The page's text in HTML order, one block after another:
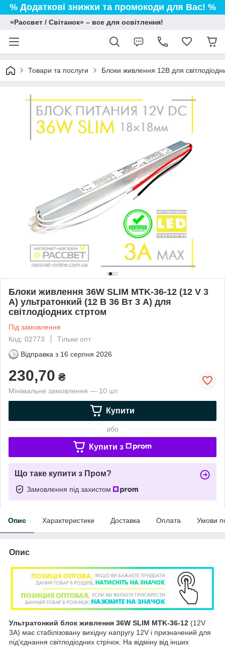
% Додаткові знижки та промокоди для Вас! %
«Рассвет / Світанок» – все для освітлення!
Товари та послуги Блоки живлення 12В для
Блоки живлення 36W SLIM MTK-36-12 (12 V 3
А) ультратонкий (12 В 36 Вт 3 А) для
світлодіодних стртом
Під замовлення
Код: 02773
Тільки опт
Відправка з 16 серпня 2026
230,70 ₴
Мінімальне замовлення — 10 шт.
Купити
або
Купити з
Що таке купити з Пром?
Замовлення під захистом
Опис Характеристики Доставка Оплата Умови
Опис
Ультратонкий блок живлення 36W SLIM MTK-36-12 (12V
3А) має стабілізовану вихідну напругу 12V і призначений для
під'єднання світлодіодних стрічок. На відміну від інших